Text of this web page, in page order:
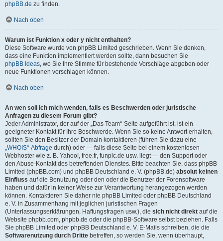
phpBB.de zu finden.
Nach oben
Warum ist Funktion x oder y nicht enthalten?
Diese Software wurde von phpBB Limited geschrieben. Wenn Sie denken,
dass eine Funktion implementiert werden sollte, dann besuchen Sie
phpBB Ideas, wo Sie Ihre Stimme für bestehende Vorschläge abgeben oder
neue Funktionen vorschlagen können.
Nach oben
An wen soll ich mich wenden, falls es Beschwerden oder juristische
Anfragen zu diesem Forum gibt?
Jeder Administrator, der auf der „Das Team“-Seite aufgeführt ist, ist ein
geeigneter Kontakt für Ihre Beschwerde. Wenn Sie so keine Antwort erhalten,
sollten Sie den Besitzer der Domain kontaktieren (führen Sie dazu eine
„WHOIS“-Abfrage durch) oder — falls diese Seite bei einem kostenlosen
Webhoster wie z. B. Yahoo!, free.fr, funpic.de usw. liegt — den Support oder
den Abuse-Kontakt des betreffenden Dienstes. Bitte beachten Sie, dass phpBB
Limited (phpBB.com) und phpBB Deutschland e. V. (phpBB.de) absolut keinen
Einfluss auf die Benutzung oder den oder die Benutzer der Forensoftware
haben und dafür in keiner Weise zur Verantwortung herangezogen werden
können. Kontaktieren Sie daher nie phpBB Limited oder phpBB Deutschland
e. V. in Zusammenhang mit jeglichen juristischen Fragen
(Unterlassungserklärungen, Haftungsfragen usw.), die sich nicht direkt auf die
Website phpbb.com, phpbb.de oder die phpBB-Software selbst beziehen. Falls
Sie phpBB Limited oder phpBB Deutschland e. V. E-Mails schreiben, die die
Softwarenutzung durch Dritte betreffen, so werden Sie, wenn überhaupt,